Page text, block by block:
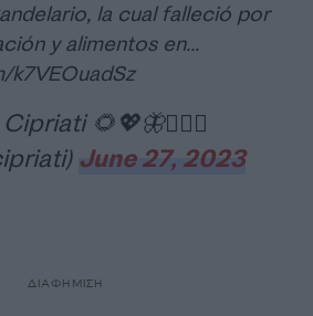
la cual falleció por
y alimentos en…
🌻💖🦋🙎🏻‍♀️
June 27, 2023
ΔΙΑΦΗΜΙΣΗ